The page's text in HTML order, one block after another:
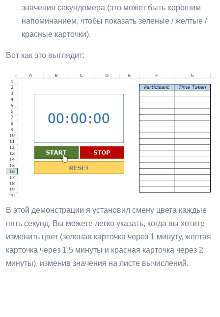
значения секундомера (это может быть хорошим
напоминанием, чтобы показать зеленые / желтые /
красные карточки).
Вот как это выглядит:
В этой демонстрации я установил смену цвета каждые
пять секунд. Вы можете легко указать, когда вы хотите
изменить цвет (зеленая карточка через 1 минуту, желтая
карточка через 1,5 минуты и красная карточка через 2
минуты), изменив значения на листе вычислений.